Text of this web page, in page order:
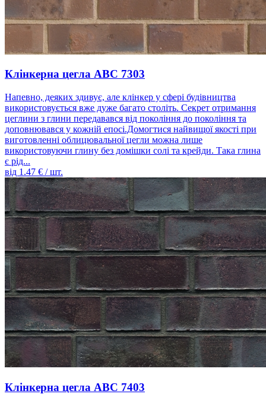
Клінкерна цегла ABC 7303
Напевно, деяких здивує, але клінкер у сфері будівництва
використовується вже дуже багато століть. Секрет отримання
цеглини з глини передавався від покоління до покоління та
доповнювався у кожній епосі.Домогтися найвищої якості при
виготовленні облицювальної цегли можна лише
використовуючи глину без домішки солі та крейди. Така глина
є рід...
від 1.47 € / шт.
Клінкерна цегла ABC 7403